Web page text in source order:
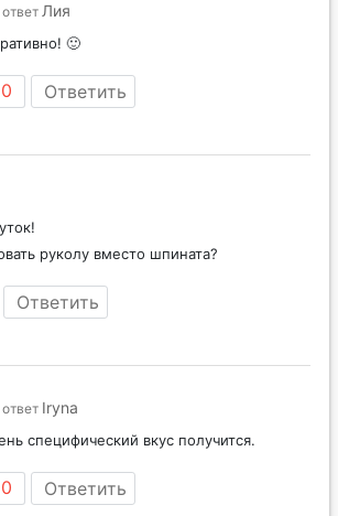
ответ Лия
🙂
0 Ответить
руколу вместо шпината?
Ответить
ответ Iryna
специфический вкус получится.
0 Ответить